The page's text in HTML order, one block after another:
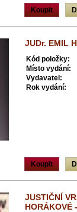
Koupit
JUDr. EMIL
Kód položky:
Místo vydání:
Vydavatel:
Rok vydání:
Koupit
JUSTIČNÍ
HORÁKOVÉ